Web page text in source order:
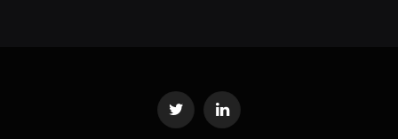
Twitter LinkedIn